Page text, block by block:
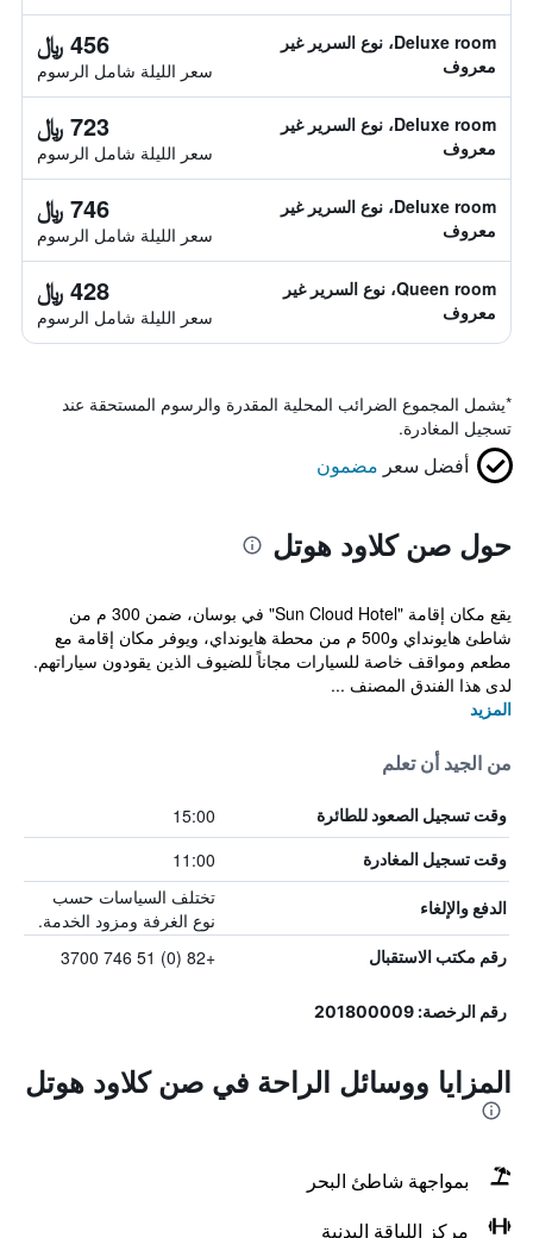
Deluxe room، نوع السرير غير
معروف
456 ﷼
سعر الليلة شامل الرسوم
Deluxe room، نوع السرير غير
معروف
723 ﷼
سعر الليلة شامل الرسوم
Deluxe room، نوع السرير غير
معروف
746 ﷼
سعر الليلة شامل الرسوم
Queen room، نوع السرير غير
معروف
428 ﷼
سعر الليلة شامل الرسوم
*يشمل المجموع الضرائب المحلية المقدرة والرسوم المستحقة عند
تسجيل المغادرة.
أفضل سعر مضمون
حول صن كلاود هوتل
يقع مكان إقامة "Sun Cloud Hotel" في بوسان، ضمن 300 م من
شاطئ هايونداي و500 م من محطة هايونداي، ويوفر مكان إقامة مع
مطعم ومواقف خاصة للسيارات مجاناً للضيوف الذين يقودون سياراتهم.
لدى هذا الفندق المصنف ...
المزيد
من الجيد أن تعلم
وقت تسجيل الصعود للطائرة 15:00
وقت تسجيل المغادرة 11:00
الدفع والإلغاء
تختلف السياسات حسب
نوع الغرفة ومزود الخدمة.
رقم مكتب الاستقبال +82 (0) 51 746 3700
رقم الرخصة: 201800009
المزايا ووسائل الراحة في صن كلاود هوتل
بمواجهة شاطئ البحر
مركز اللياقة البدنية